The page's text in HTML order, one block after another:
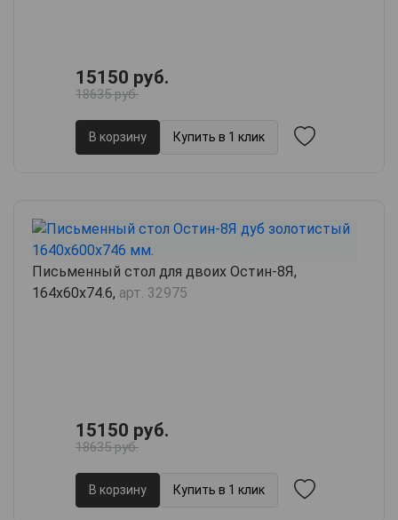
15150 руб.
18635 руб.
В корзину Купить в 1 клик
Письменный стол для двоих Остин-8Я,
164х60х74.6, арт. 32975
15150 руб.
18635 руб.
В корзину Купить в 1 клик